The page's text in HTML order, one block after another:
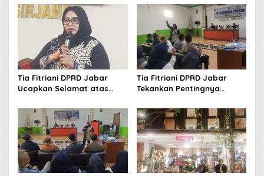
Tia Fitriani DPRD Jabar
Ucapkan Selamat atas
Adem Sutisna sebagai
Ketua IWP Jabar
Tia Fitriani DPRD Jabar
Tekankan Pentingnya
Perkuat Kader NasDem di
Kabupaten Bandung